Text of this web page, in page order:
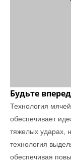
Будьте
Технология
обеспечивает
тяжелых ударах,
технология
обеспечивая